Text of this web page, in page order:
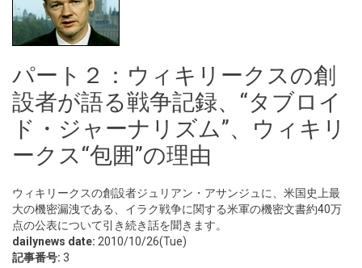
パート２：ウィキリークスの創
設者が語る戦争記録、“タブロイ
ド・ジャーナリズム”、ウィキリ
ークス“包囲”の理由
ウィキリークスの創設者ジュリアン・アサンジュに、米国史上最
大の機密漏洩である、イラク戦争に関する米軍の機密文書約40万
点の公表について引き続き話を聞きます。
dailynews date: 2010/10/26(Tue)
記事番号: 3